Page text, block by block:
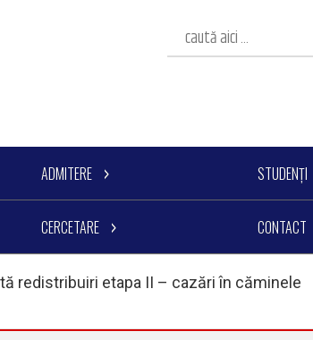
ADMITERE STUDENȚI
CERCETARE CONTACT
redistribuiri etapa II – cazări în căminele